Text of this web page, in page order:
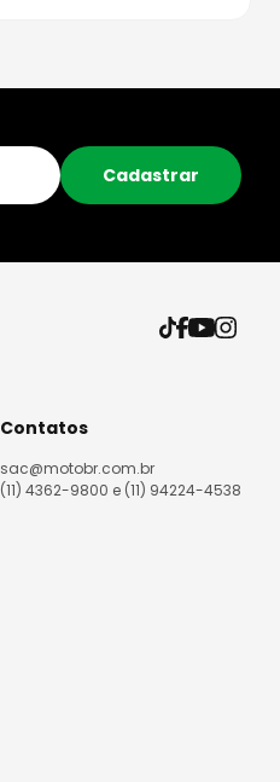
Cadastrar
Contatos
sac@motobr.com.br
(11) 4362-9800 e (11) 94224-4538